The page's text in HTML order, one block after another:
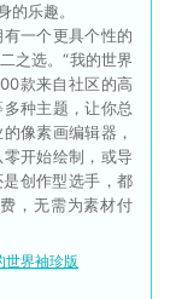
乐趣。
一个更具个性的
之选。“我的世界
款来自社区的高
种主题，让你总
像素画编辑器，
开始绘制，或导
创作型选手，都
，无需为素材付
世界袖珍版